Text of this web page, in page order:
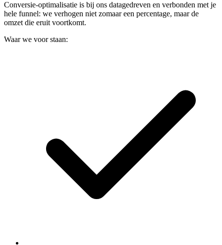
Conversie-optimalisatie is bij ons datagedreven en verbonden met je
hele funnel: we verhogen niet zomaar een percentage, maar de
omzet die eruit voortkomt.
Waar we voor staan: